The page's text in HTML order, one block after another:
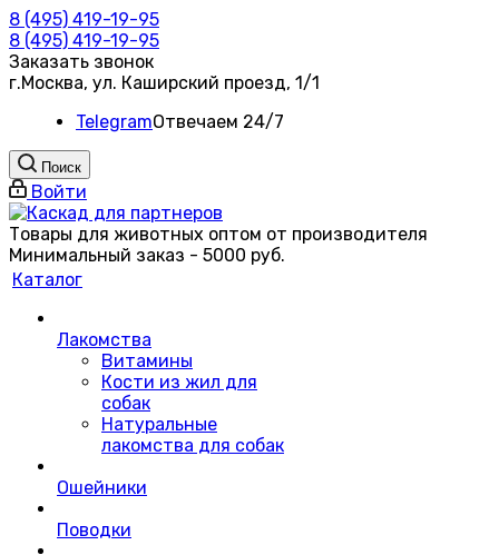
8 (495) 419-19-95
8 (495) 419-19-95
Заказать звонок
г.Москва, ул. Каширский проезд, 1/1
TelegramOтвечаем 24/7
Поиск
Войти
Товары для животных оптом от производителя
Минимальный заказ - 5000 руб.
Каталог
Лакомства
Витамины
Кости из жил для
собак
Натуральные
лакомства для собак
Ошейники
Поводки